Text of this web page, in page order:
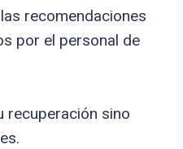
recomendaciones
por el personal de
recuperación sino